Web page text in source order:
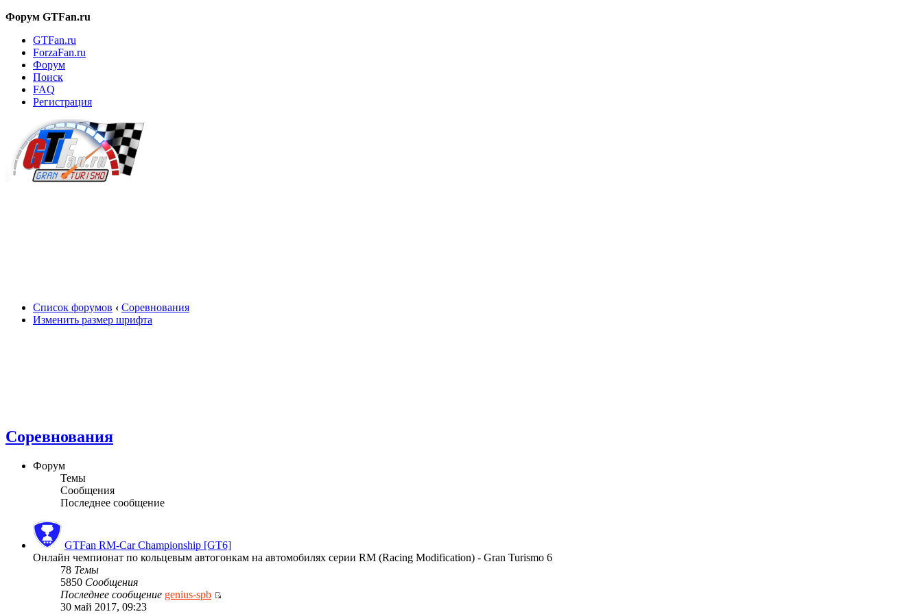
Форум GTFan.ru
GTFan.ru
ForzaFan.ru
Форум
Поиск
FAQ
Регистрация
Список форумов ‹ Соревнования
Изменить размер шрифта
Соревнования
Форум
Темы
Сообщения
Последнее сообщение
GTFan RM-Car Championship [GT6]
Онлайн чемпионат по кольцевым автогонкам на автомобилях серии RM (Racing Modification) - Gran Turismo 6
78 Темы
5850 Сообщения
Последнее сообщение genius-spb
30 май 2017, 09:23